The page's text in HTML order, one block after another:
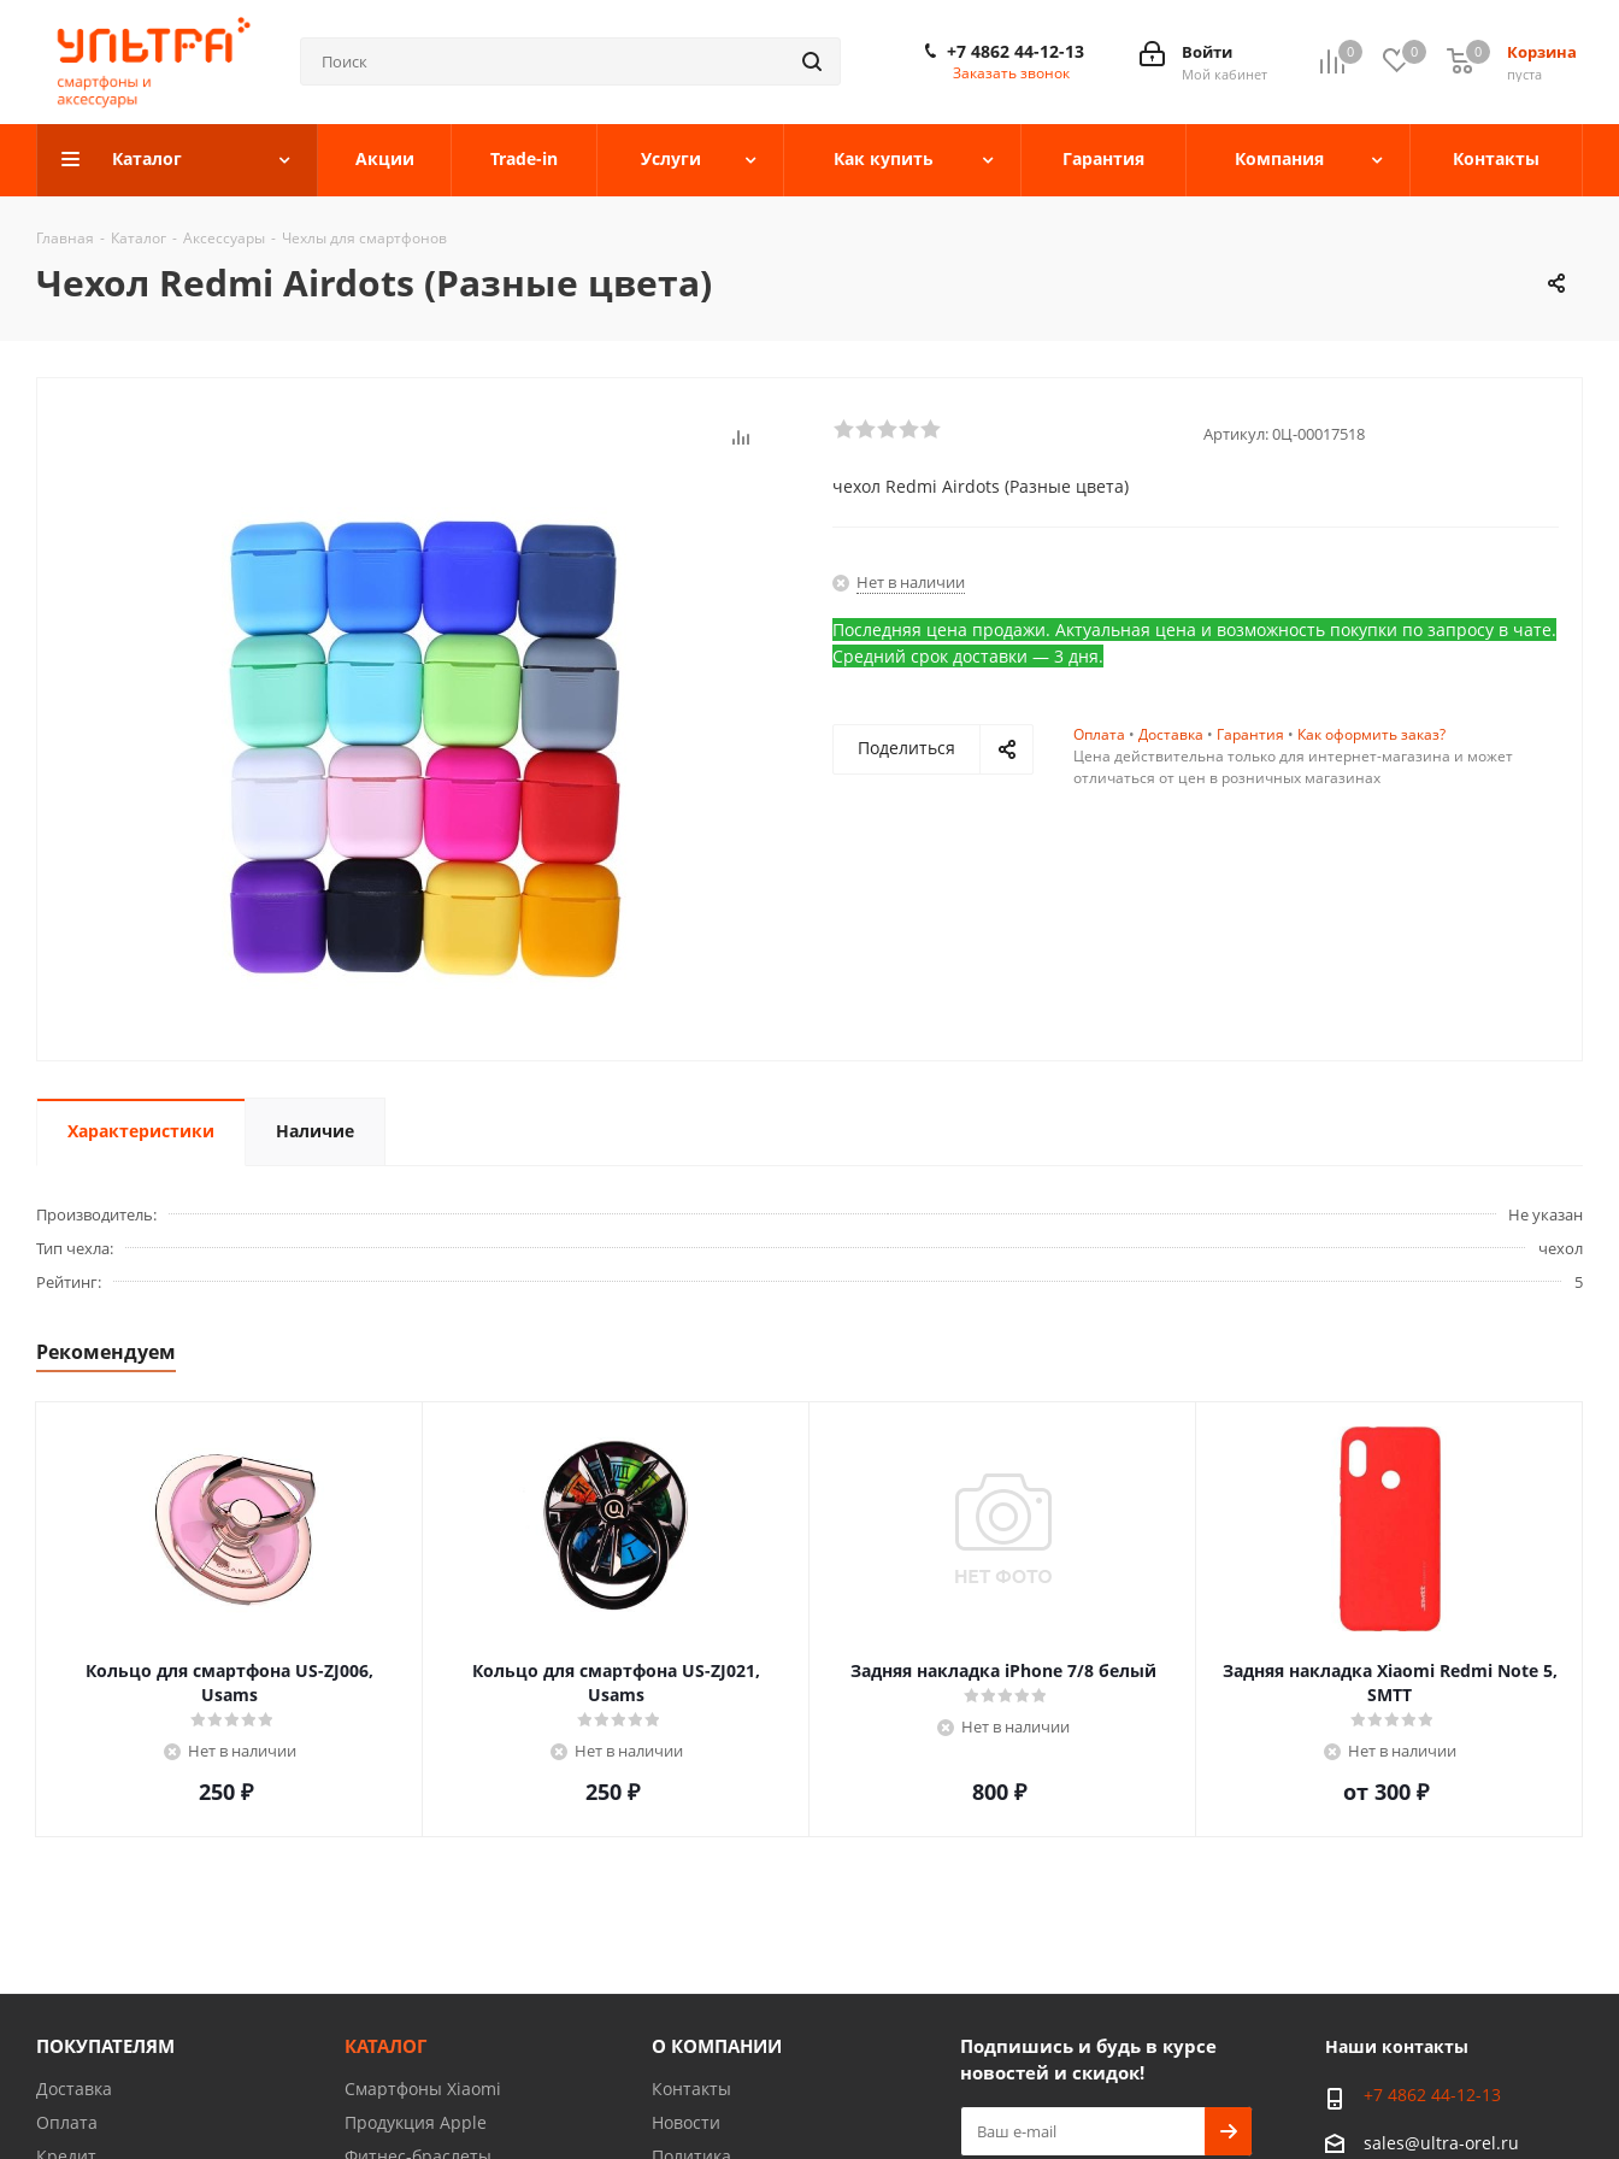
0 0 Корзина
0
пуста
0
Войти
Мой кабинет
+7 4862 44-12-13
Заказать звонок
Каталог Акции Trade-in Услуги Как купить Гарантия Компания Контакты
Главная - Каталог - Аксессуары - Чехлы для смартфонов
Чехол Redmi Airdots (Разные цвета)
Артикул:0Ц-00017518
чехол Redmi Airdots (Разные цвета)
Нет в наличии
Последняя цена продажи. Актуальная цена и возможность покупки по запросу в чате.
Средний срок доставки — 3 дня.
Поделиться
Оплата • Доставка • Гарантия • Как оформить заказ?
Цена действительна только для интернет-магазина и может
отличаться от цен в розничных магазинах
Характеристики Наличие
Производитель
Не указан
Тип чехла
чехол
Рейтинг
5
Рекомендуем
Кольцо для смартфона US-ZJ006,
Usams
Нет в наличии
250₽
Кольцо для смартфона US-ZJ021,
Usams
Нет в наличии
250₽
Задняя накладка iPhone 7/8 белый
Нет в наличии
800₽
Задняя накладка Xiaomi Redmi Note 5,
SMTT
Нет в наличии
от 300 ₽
ПОКУПАТЕЛЯМ
Доставка
Оплата
КАТАЛОГ
Смартфоны Xiaomi
Продукция Apple
О КОМПАНИИ
Контакты
Новости
Подпишись и будь в курсе
новостей и скидок!
Наши контакты
+7 4862 44-12-13
sales@ultra-orel.ru